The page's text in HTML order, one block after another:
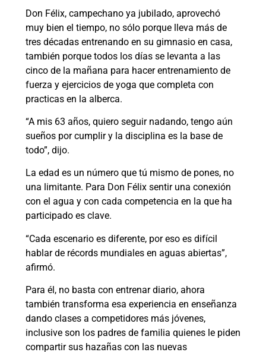
Don Félix, campechano ya jubilado, aprovechó
muy bien el tiempo, no sólo porque lleva más de
tres décadas entrenando en su gimnasio en casa,
también porque todos los días se levanta a las
cinco de la mañana para hacer entrenamiento de
fuerza y ejercicios de yoga que completa con
practicas en la alberca.
“A mis 63 años, quiero seguir nadando, tengo aún
sueños por cumplir y la disciplina es la base de
todo”, dijo.
La edad es un número que tú mismo de pones, no
una limitante. Para Don Félix sentir una conexión
con el agua y con cada competencia en la que ha
participado es clave.
“Cada escenario es diferente, por eso es difícil
hablar de récords mundiales en aguas abiertas”,
afirmó.
Para él, no basta con entrenar diario, ahora
también transforma esa experiencia en enseñanza
dando clases a competidores más jóvenes,
inclusive son los padres de familia quienes le piden
compartir sus hazañas con las nuevas